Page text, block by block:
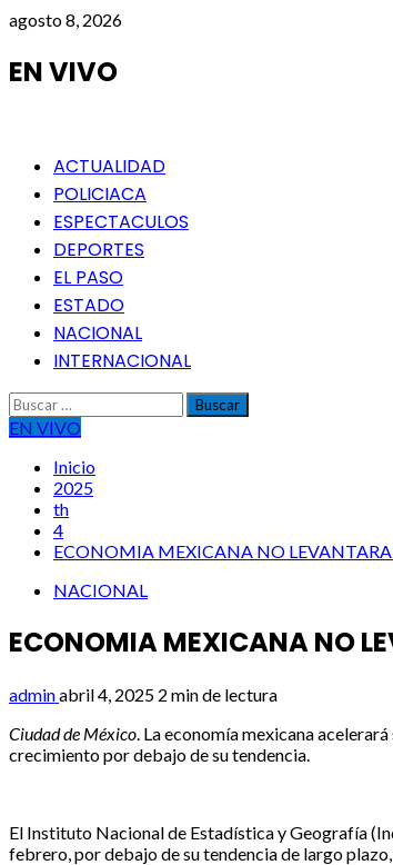
Saltar
contenido
agosto 8, 2026
EN VIVO
Menú
principal
ACTUALIDAD
POLICIACA
ESPECTACULOS
DEPORTES
EL PASO
ESTADO
NACIONAL
INTERNACIONAL
Buscar:
EN VIVO
Inicio
2025
th
4
ECONOMIA MEXICANA NO
NACIONAL
ECONOMIA MEXICANA NO
adminabril 4, 2025 2 min de lectura
Ciudad de México . La economía mexicana
crecimiento por debajo de su tendencia.
El Instituto Nacional de Estadística y Geografía
febrero, por debajo de su tendencia de largo